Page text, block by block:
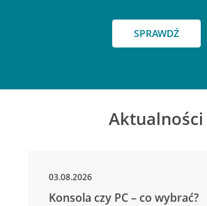
SPRAWDŹ
Aktualności
03.08.2026
Konsola czy PC – co wybrać?